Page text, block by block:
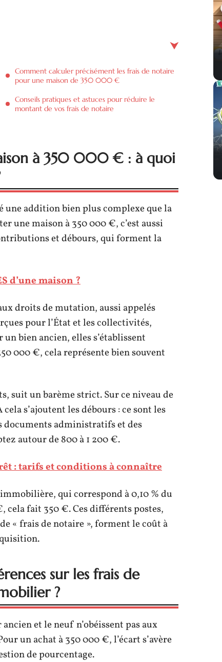
Comment calculer précisément les frais de notaire
pour une maison de 350 000 €
Conseils pratiques et astuces pour réduire le
montant de vos frais de notaire
à 350 000 € : à quoi
une addition bien plus complexe que la
une maison à 350 000 €, c’est aussi
et débours, qui forment la
d’une maison ?
droits de mutation, aussi appelés
pour l’État et les collectivités,
bien ancien, elles s’établissent
000 €, cela représente bien souvent
suit un barème strict. Sur ce niveau de
s’ajoutent les débours : ce sont les
documents administratifs et des
autour de 800 à 1 200 €.
: tarifs et conditions à connaître
qui correspond à 0,10 % du
cela fait 350 €. Ces différents postes,
« frais de notaire », forment le coût à
sur les frais de
?
et le neuf n’obéissent pas aux
un achat à 350 000 €, l’écart s’avère
de pourcentage.